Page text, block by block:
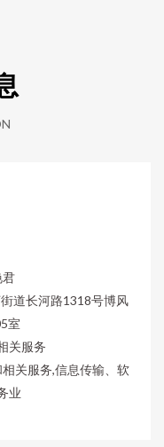
君
道长河路1318号博风
室
关服务
关服务,信息传输、软
业